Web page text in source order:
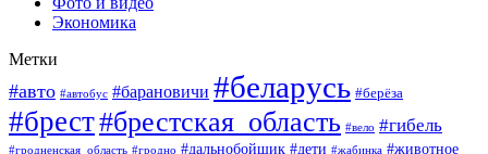
Экономика
Метки
#авто #автобус #барановичи #беларусь #берёза
#брест#брестская_область #вело #гибель
#гродненская_область #гродно #дальнобойщик #дети #жабинка #животное